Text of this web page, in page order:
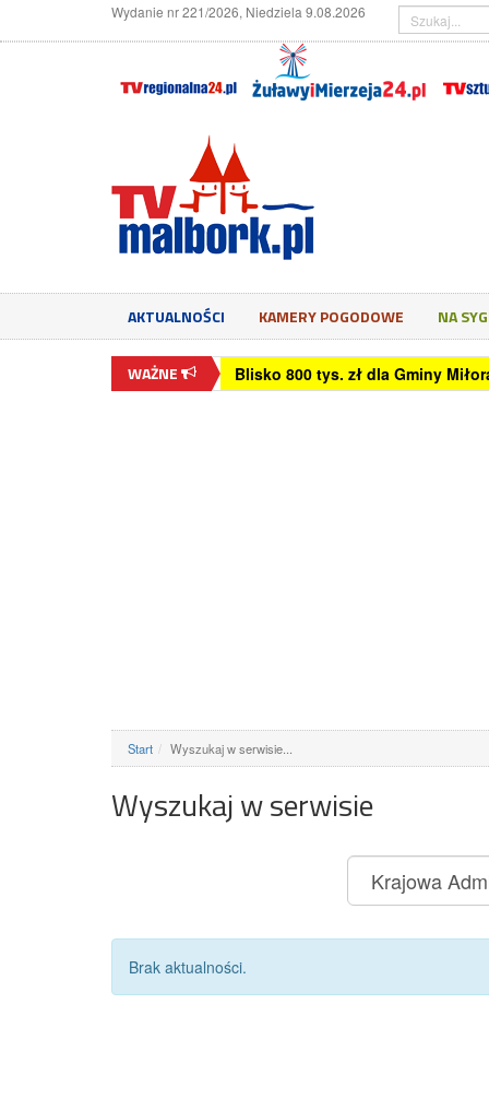
Wydanie nr 221/2026, Niedziela 9.08.2026
AKTUALNOŚCI KAMERY POGODOWE NA
WAŻNE Czy monitor 24 cale jest dobry
Start Wyszukaj w serwisie...
Wyszukaj w serwisie
Brak aktualności.